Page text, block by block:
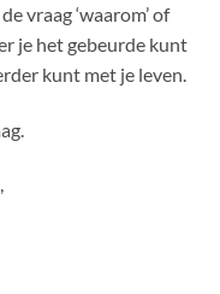
vraag ‘waarom’ of
je het gebeurde kunt
kunt met je leven.